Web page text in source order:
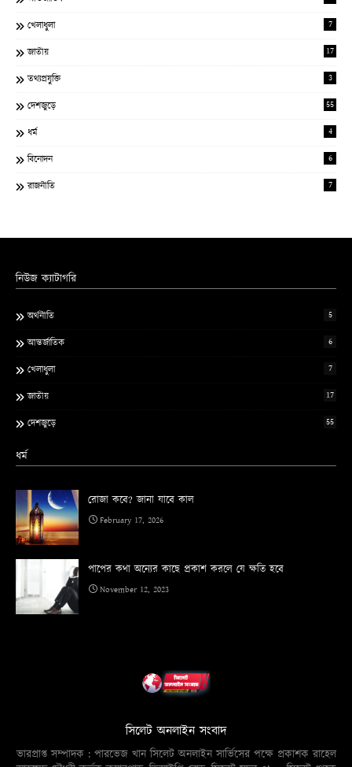
খেলাধুলা 7
জাতীয় 17
তথ্যপ্রযুক্তি 3
দেশজুড়ে 55
ধর্ম 4
বিনোদন 6
রাজনীতি 7
নিউজ ক্যাটাগরি
অর্থনীতি 5
আন্তর্জাতিক 6
খেলাধুলা 7
জাতীয় 17
দেশজুড়ে 55
ধর্ম
রোজা কবে? জানা যাবে কাল
February 17, 2026
পাপের কথা অন্যের কাছে প্রকাশ করলে যে ক্ষতি হবে
November 12, 2023
সিলেট অনলাইন সংবাদ
ভারপ্রাপ্ত সম্পাদক : পারভেজ খান সিলেট অনলাইন সার্ভিসের পক্ষে প্রকাশক রাহেল